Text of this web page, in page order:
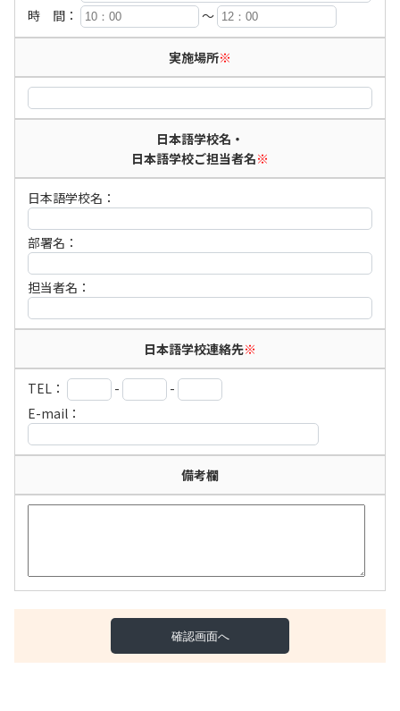
時 間：
〜
実施場所※
日本語学校名・
日本語学校ご担当者名※
日本語学校名：
部署名：
担当者名：
日本語学校連絡先※
TEL： -
-
E-mail：
備考欄